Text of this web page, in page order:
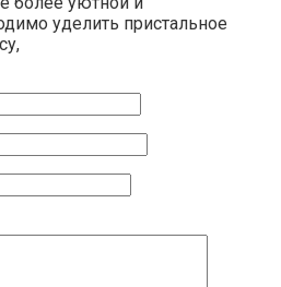
уделить пристальное